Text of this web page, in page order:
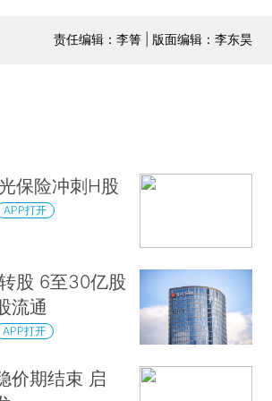
责任编辑：李箐 | 版面编辑：李东昊
保险冲刺H股
APP打开
股 6至30亿股
流通
APP打开
价期结束 启